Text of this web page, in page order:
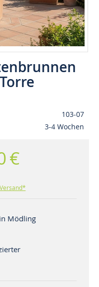
103-07
3-4 Wochen
€
Versand*
Mödling